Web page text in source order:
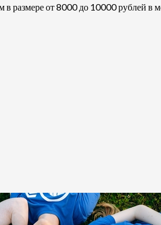
размере от 8000 до 10000 рублей в